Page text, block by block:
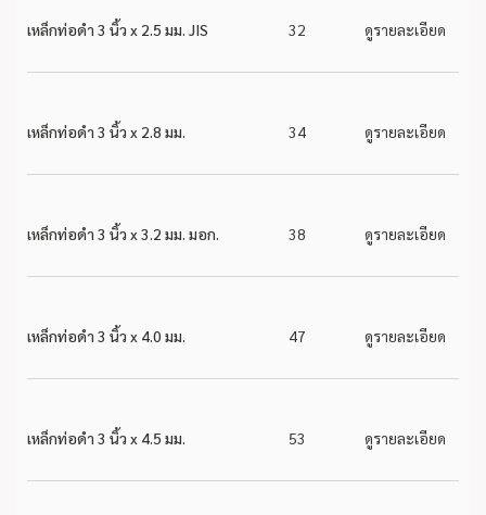
เหล็กท่อดำ 3 นิ้ว x 2.5 มม. JIS 32 ดูรายละเอียด
เหล็กท่อดำ 3 นิ้ว x 2.8 มม. 34 ดูรายละเอียด
เหล็กท่อดำ 3 นิ้ว x 3.2 มม. มอก. 38 ดูรายละเอียด
เหล็กท่อดำ 3 นิ้ว x 4.0 มม. 47 ดูรายละเอียด
เหล็กท่อดำ 3 นิ้ว x 4.5 มม. 53 ดูรายละเอียด